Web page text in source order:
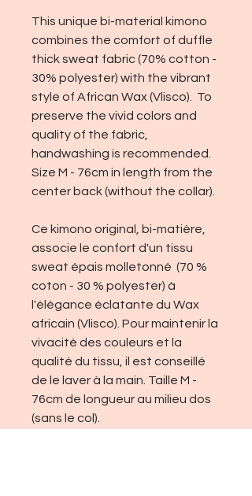
This unique bi-material kimono
combines the comfort of duffle
thick sweat fabric (70% cotton -
30% polyester) with the vibrant
style of African Wax (Vlisco). To
preserve the vivid colors and
quality of the fabric,
handwashing is recommended.
Size M - 76cm in length from the
center back (without the collar).
Ce kimono original, bi-matière,
associe le confort d'un tissu
sweat épais molletonné (70 %
coton - 30 % polyester) à
l'élégance éclatante du Wax
africain (Vlisco). Pour maintenir la
vivacité des couleurs et la
qualité du tissu, il est conseillé
de le laver à la main. Taille M -
76cm de longueur au milieu dos
(sans le col).